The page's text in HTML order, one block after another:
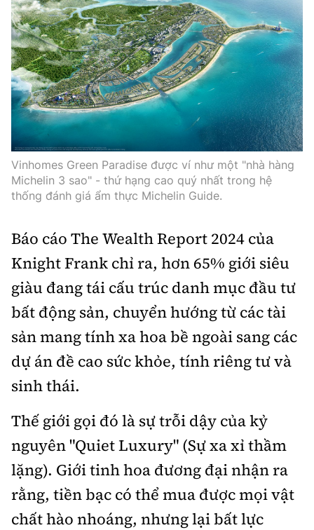
Cơ quan chủ quản: Bộ Xây dựng
Số 2 Nguyễn Công Hoan, phường Giảng Võ, Hà Nội.
Tổng Biên tập:
Nguyễn Thị Hồng Nga
Phó Tổng Biên tập:
Nguyễn Sơn Tùng, Nguyễn Đức Thắng,
La Đức Hùng
Chuyên trang của Báo Xây dựng
Hotline:
0901 514 799
Quảng cáo và Phát hành:
Email: bandoc@baoxaydung.vn
Cấm sao chép dưới mọi hình thức nếu không có sự
chấp thuận bằng văn bản.
Thông tin tòa soạn
Vinhomes Green Paradise được ví như một "nhà hàng
Michelin 3 sao" - thứ hạng cao quý nhất trong hệ
thống đánh giá ẩm thực Michelin Guide.
Báo cáo The Wealth Report 2024 của
Knight Frank chỉ ra, hơn 65% giới siêu
giàu đang tái cấu trúc danh mục đầu tư
bất động sản, chuyển hướng từ các tài
sản mang tính xa hoa bề ngoài sang các
dự án đề cao sức khỏe, tính riêng tư và
sinh thái.
Thế giới gọi đó là sự trỗi dậy của kỷ
nguyên "Quiet Luxury" (Sự xa xỉ thầm
lặng). Giới tinh hoa đương đại nhận ra
rằng, tiền bạc có thể mua được mọi vật
chất hào nhoáng, nhưng lại bất lực